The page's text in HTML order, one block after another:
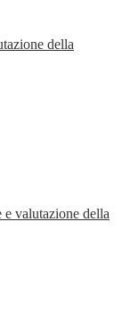
della
e valutazione della